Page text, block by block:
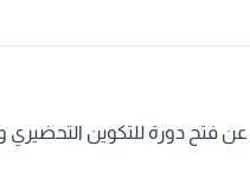
فتح دورة للتكوين التحضيري و